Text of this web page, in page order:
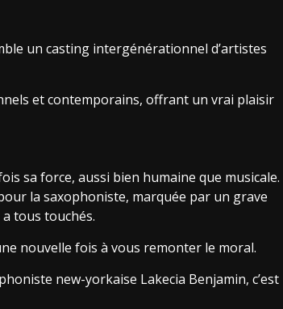
un casting intergénérationnel d’artistes
et contemporains, offrant un vrai plaisir
sa force, aussi bien humaine que musicale.
la saxophoniste, marquée par un grave
tous touchés.
nouvelle fois à vous remonter le moral.
new-yorkaise Lakecia Benjamin, c’est